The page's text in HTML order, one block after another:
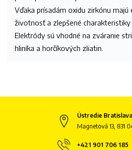
Vďaka prísadám oxidu zirkónu majú
životnosť a zlepšené charakteristiky
Elektródy sú vhodné na zváranie
hliníka a horčíkových zliatin.
Ústredie Bratislava
Magnetová 13, 831
+421 901 706 185